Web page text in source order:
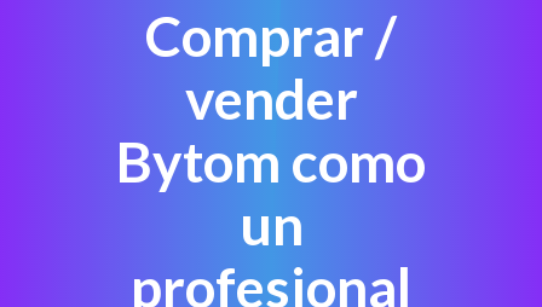
Comprar /
vender
Bytom como
un
profesional